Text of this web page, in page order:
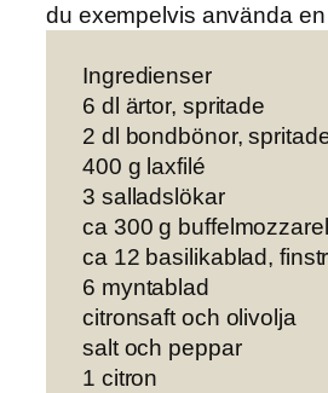
du exempelvis använda
Ingredienser
6 dl ärtor, spritade
2 dl bondbönor,
400 g laxfilé
3 salladslökar
ca 300 g
ca 12 basilikablad,
6 myntablad
citronsaft och olivolja
salt och peppar
1 citron